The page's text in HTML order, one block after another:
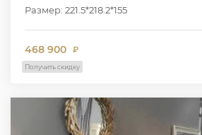
Размер: 221.5*218.2*155
468 900 ₽
Получить скидку